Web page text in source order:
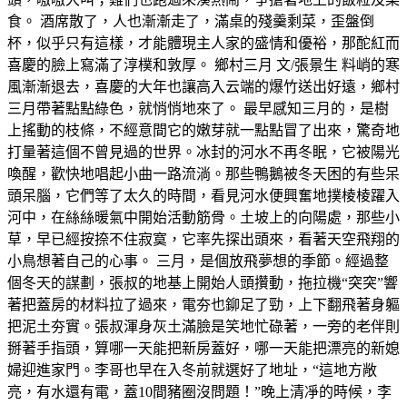
食。 酒席散了，人也漸漸走了，滿桌的殘羹剩菜，歪盤倒
杯，似乎只有這樣，才能體現主人家的盛情和優裕，那酡紅而
喜慶的臉上寫滿了淳樸和敦厚。 鄉村三月 文/張景生 料峭的寒
風漸漸退去，喜慶的大年也讓高入云端的爆竹送出好遠，鄉村
三月帶著點點綠色，就悄悄地來了。 最早感知三月的，是樹
上搖動的枝條，不經意間它的嫩芽就一點點冒了出來，驚奇地
打量著這個不曾見過的世界。冰封的河水不再冬眠，它被陽光
喚醒，歡快地唱起小曲一路流淌。那些鴨鵝被冬天困的有些呆
頭呆腦，它們等了太久的時間，看見河水便興奮地撲棱棱躍入
河中，在絲絲暖氣中開始活動筋骨。土坡上的向陽處，那些小
草，早已經按捺不住寂寞，它率先探出頭來，看著天空飛翔的
小鳥想著自己的心事。 三月，是個放飛夢想的季節。經過整
個冬天的謀劃，張叔的地基上開始人頭攢動，拖拉機“突突”響
著把蓋房的材料拉了過來，電夯也鉚足了勁，上下翻飛著身軀
把泥土夯實。張叔渾身灰土滿臉是笑地忙碌著，一旁的老伴則
掰著手指頭，算哪一天能把新房蓋好，哪一天能把漂亮的新媳
婦迎進家門。李哥也早在入冬前就選好了地址，“這地方敞
亮，有水還有電，蓋10間豬圈沒問題！”晚上清凈的時候，李